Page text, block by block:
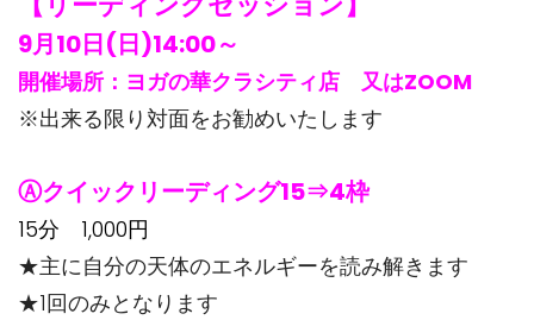
9月10日(日)14:00～
開催場所：ヨガの華クラシティ店 又はZOOM
※出来る限り対面をお勧めいたします
Ⓐクイックリーディング15⇒4枠
15分 1,000円
★主に自分の天体のエネルギーを読み解きます
★1回のみとなります